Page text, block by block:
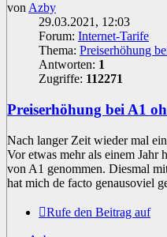
von Azby
29.03.2021, 12:03
Forum: Internet-Tarife
Thema: Preiserhöhung
Antworten: 1
Zugriffe: 112271
Preiserhöhung bei A1
Nach langer Zeit wieder mal
Vor etwas mehr als einem Jahr
von A1 genommen. Diesmal
hat mich de facto genausoviel
Rufe den Beitrag auf